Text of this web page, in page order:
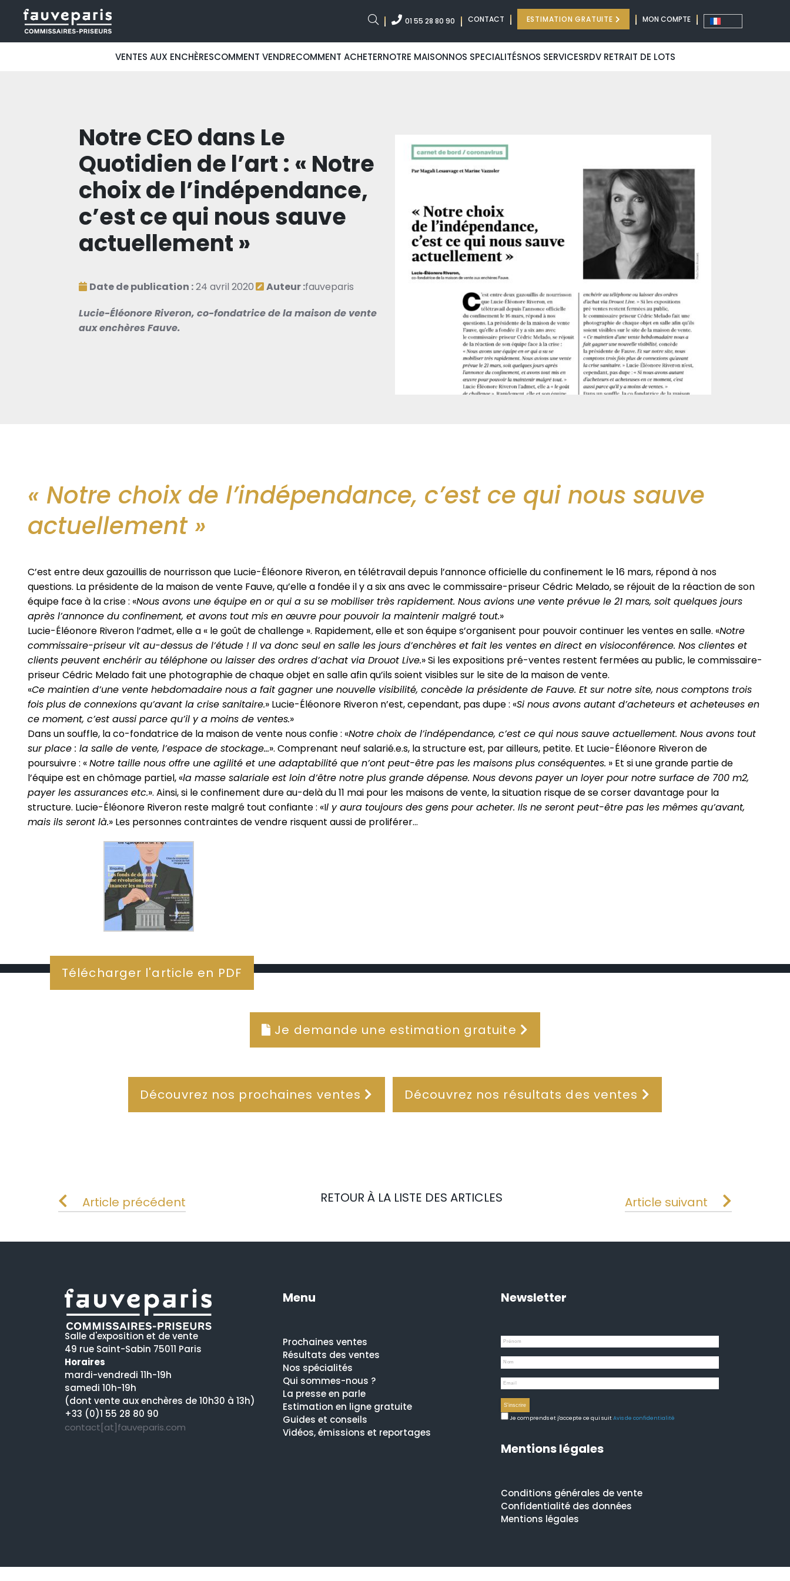
01 55 28 80 90 CONTACT ESTIMATION GRATUITE MON COMPTE
VENTES AUX ENCHÈRESCOMMENT VENDRECOMMENT ACHETERNOTRE MAISONNOS SPECIALITÉSNOS SERVICESRDV RETRAIT DE LOTS
Notre CEO dans Le
Quotidien de l’art : « Notre
choix de l’indépendance,
c’est ce qui nous sauve
actuellement »
Date de publication :24 avril 2020 Auteur :fauveparis
Lucie-Éléonore Riveron, co-fondatrice de la maison de vente
aux enchères Fauve.
« Notre choix de l’indépendance, c’est ce qui nous sauve
actuellement »
C’est entre deux gazouillis de nourrisson que Lucie-Éléonore Riveron, en télétravail depuis l’annonce officielle du confinement le 16 mars, répond à nos
questions. La présidente de la maison de vente Fauve, qu’elle a fondée il y a six ans avec le commissaire-priseur Cédric Melado, se réjouit de la réaction de son
équipe face à la crise : «Nous avons une équipe en or qui a su se mobiliser très rapidement. Nous avions une vente prévue le 21 mars, soit quelques jours
après l’annonce du confinement, et avons tout mis en œuvre pour pouvoir la maintenir malgré tout.»
Lucie-Éléonore Riveron l’admet, elle a « le goût de challenge ». Rapidement, elle et son équipe s’organisent pour pouvoir continuer les ventes en salle. «Notre
commissaire-priseur vit au-dessus de l’étude ! Il va donc seul en salle les jours d’enchères et fait les ventes en direct en visioconférence. Nos clientes et
clients peuvent enchérir au téléphone ou laisser des ordres d’achat via Drouot Live.» Si les expositions pré-ventes restent fermées au public, le commissaire-
priseur Cédric Melado fait une photographie de chaque objet en salle afin qu’ils soient visibles sur le site de la maison de vente.
«Ce maintien d’une vente hebdomadaire nous a fait gagner une nouvelle visibilité, concède la présidente de Fauve. Et sur notre site, nous comptons trois
fois plus de connexions qu’avant la crise sanitaire.» Lucie-Éléonore Riveron n’est, cependant, pas dupe : «Si nous avons autant d’acheteurs et acheteuses en
ce moment, c’est aussi parce qu’il y a moins de ventes.»
Dans un souffle, la co-fondatrice de la maison de vente nous confie : «Notre choix de l’indépendance, c’est ce qui nous sauve actuellement. Nous avons tout
sur place : la salle de vente, l’espace de stockage…». Comprenant neuf salarié.e.s, la structure est, par ailleurs, petite. Et Lucie-Éléonore Riveron de
poursuivre : «Notre taille nous offre une agilité et une adaptabilité que n’ont peut-être pas les maisons plus conséquentes. » Et si une grande partie de
l’équipe est en chômage partiel, «la masse salariale est loin d’être notre plus grande dépense. Nous devons payer un loyer pour notre surface de 700 m2,
payer les assurances etc.». Ainsi, si le confinement dure au-delà du 11 mai pour les maisons de vente, la situation risque de se corser davantage pour la
structure. Lucie-Éléonore Riveron reste malgré tout confiante : «Il y aura toujours des gens pour acheter. Ils ne seront peut-être pas les mêmes qu’avant,
mais ils seront là.» Les personnes contraintes de vendre risquent aussi de proliférer…
Télécharger l'article en PDF
Je demande une estimation gratuite
Découvrez nos prochaines ventes Découvrez nos résultats des ventes
Article précédent RETOUR À LA LISTE DES ARTICLES Article suivant
Salle d'exposition et de vente
49 rue Saint-Sabin 75011 Paris
Horaires
mardi-vendredi 11h-19h
samedi 10h-19h
(dont vente aux enchères de 10h30 à 13h)
+33 (0)1 55 28 80 90
contact[at]fauveparis.com
Menu
Prochaines ventes
Résultats des ventes
Nos spécialités
Qui sommes-nous ?
La presse en parle
Estimation en ligne gratuite
Guides et conseils
Vidéos, émissions et reportages
Newsletter
Je comprends et j'accepte ce qui suitAvis de confidentialité
Mentions légales
Conditions générales de vente
Confidentialité des données
Mentions légales